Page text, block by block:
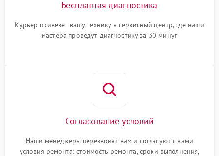
Бесплатная диагностика
Курьер привезет вашу технику в сервисный центр, где наши
мастера проведут диагностику за 30 минут
Согласование условий
Наши менеджеры перезвонят вам и согласуют с вами
условия ремонта: стоимость ремонта, сроки выполнения,